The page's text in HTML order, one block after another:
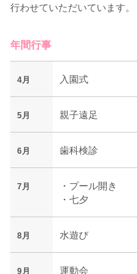
行わせていただいています。
年間行事
4月 入園式
5月 親子遠足
6月 歯科検診
7月
・プール開き
・七夕
8月 水遊び
9月 運動会